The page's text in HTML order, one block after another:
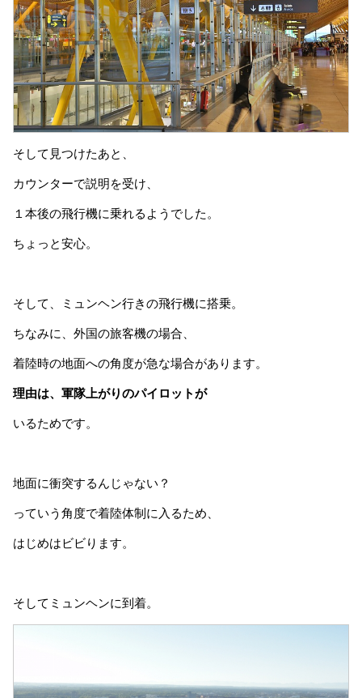
そして見つけたあと、
カウンターで説明を受け、
１本後の飛行機に乗れるようでした。
ちょっと安心。
そして、ミュンヘン行きの飛行機に搭乗。
ちなみに、外国の旅客機の場合、
着陸時の地面への角度が急な場合があります。
理由は、軍隊上がりのパイロットが
いるためです。
地面に衝突するんじゃない？
っていう角度で着陸体制に入るため、
はじめはビビります。
そしてミュンヘンに到着。